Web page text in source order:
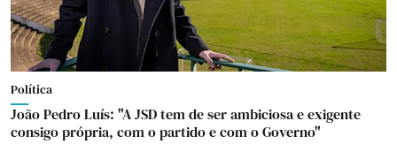
Política
João Pedro Luís: "A JSD tem de ser ambiciosa e exigente
consigo própria, com o partido e com o Governo"